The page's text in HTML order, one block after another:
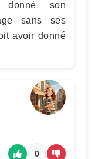
donné son
sans ses
avoir donné
0